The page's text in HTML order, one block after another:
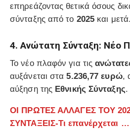
επηρεάζοντας θετικά όσους
σύνταξης από το 2025 και μετά.
4. Ανώτατη Σύνταξη: Νέο
Το νέο πλαφόν για τις
αυξάνεται στα5.236,77 ευρώ,
αύξηση της Εθνικής Σύνταξης.
ΟΙ ΠΡΩΤΕΣ ΑΛΛΑΓΕΣ ΤΟΥ
ΣΥΝΤΑΞΕΙΣ-Τι επανέρχεται